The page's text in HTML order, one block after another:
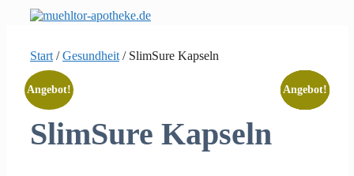
Start /Gesundheit / SlimSure Kapseln
Angebot!
SlimSure Kapseln
Angebot!
Angebot!
Angebot!
Angebot!